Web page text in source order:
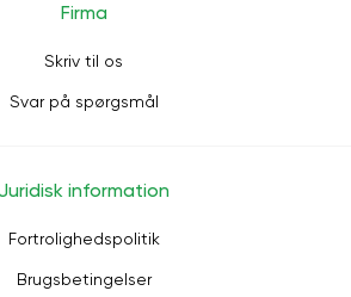
Firma
Skriv til os
Svar på spørgsmål
Juridisk information
Fortrolighedspolitik
Brugsbetingelser